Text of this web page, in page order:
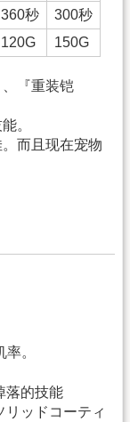
360秒
300秒
120G 150G
『重装铠
。
而且现在宠物
。
落的技能
ッドコーティ